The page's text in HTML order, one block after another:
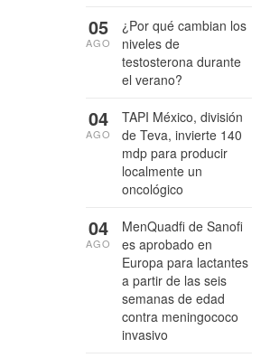
¿Por qué cambian los
niveles de
testosterona durante
el verano?
05
AGO
TAPI México, división
de Teva, invierte 140
mdp para producir
localmente un
oncológico
04
AGO
MenQuadfi de Sanofi
es aprobado en
Europa para lactantes
a partir de las seis
semanas de edad
contra meningococo
invasivo
04
AGO